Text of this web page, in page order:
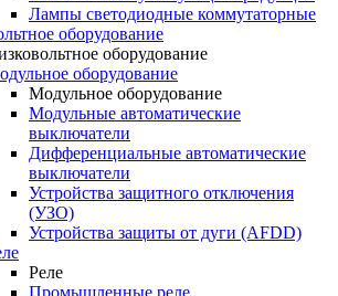
Лампы светодиодные коммутаторные
оборудование
оборудование
оборудование
Модульное оборудование
Модульные автоматические
выключатели
Дифференциальные автоматические
выключатели
Устройства защитного отключения
(УЗО)
Устройства защиты от дуги (AFDD)
Реле
Промышленные реле